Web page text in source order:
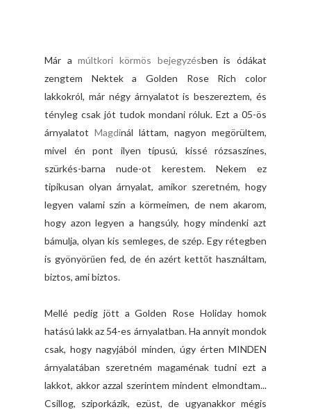
Már amúltkori körmös bejegyzésben is ódákat
zengtem Nektek a Golden Rose Rich color
lakkokról, már négy árnyalatot is beszereztem, és
tényleg csak jót tudok mondani róluk. Ezt a 05-ös
árnyalatot Magdinál láttam, nagyon megörültem,
mivel én pont ilyen típusú, kissé rózsaszínes,
szürkés-barna nude-ot kerestem. Nekem ez
tipikusan olyan árnyalat, amikor szeretném, hogy
legyen valami szín a körmeimen, de nem akarom,
hogy azon legyen a hangsúly, hogy mindenki azt
bámulja, olyan kis semleges, de szép. Egy rétegben
is gyönyörűen fed, de én azért kettőt használtam,
biztos, ami biztos.
Mellé pedig jött a Golden Rose Holiday homok
hatású lakk az 54-es árnyalatban. Ha annyit mondok
csak, hogy nagyjából minden, úgy érten MINDEN
árnyalatában szeretném magaménak tudni ezt a
lakkot, akkor azzal szerintem mindent elmondtam...
Csillog, sziporkázik, ezüst, de ugyanakkor mégis